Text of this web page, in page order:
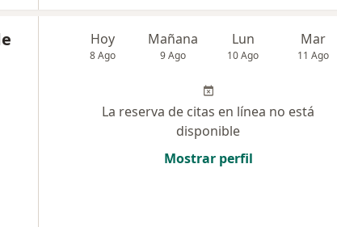
Hoy
8 Ago
Mañana
9 Ago
Lun
10 Ago
Mar
11 Ago
La reserva de citas en línea no está
disponible
Mostrar perfil